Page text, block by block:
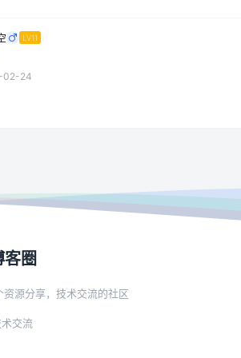
LV11
02-24
圈
资源分享，技术交流的社区
交流